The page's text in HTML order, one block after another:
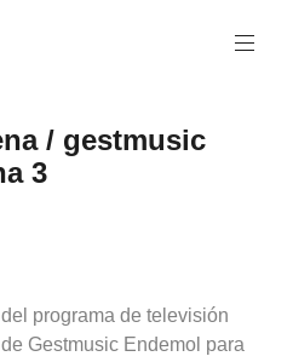
/ gestmusic
3
programa de televisión
de Gestmusic Endemol para